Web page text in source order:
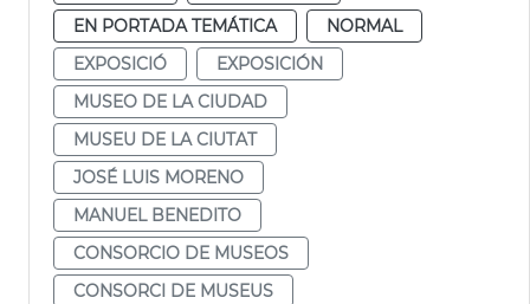
EN PORTADA TEMÁTICA
NORMAL
EXPOSICIÓ
EXPOSICIÓN
MUSEO DE LA CIUDAD
MUSEU DE LA CIUTAT
JOSÉ LUIS MORENO
MANUEL BENEDITO
CONSORCIO DE MUSEOS
CONSORCI DE MUSEUS